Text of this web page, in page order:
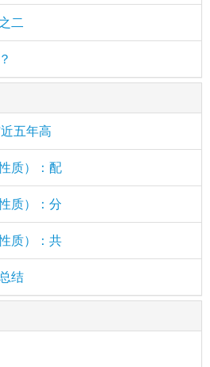
二
五年高
质）：配
质）：分
质）：共
结